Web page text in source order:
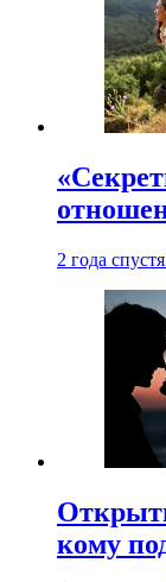
2 года спустя
кому